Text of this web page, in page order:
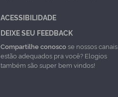
ACESSIBILIDADE
DEIXE SEU FEEDBACK
Compartilhe conoscose nossos canais
estão adequados pra você? Elogios
também são super bem vindos!